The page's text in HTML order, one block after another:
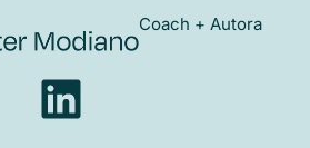
Coach + Autora